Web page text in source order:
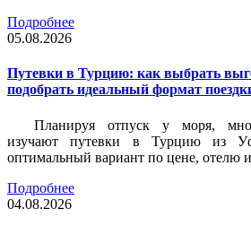
Подробнее
05.08.2026
Путевки в Турцию: как выбрать
подобрать идеальный формат
Планируя отпуск у моря,
изучают путевки в Турцию из
оптимальный вариант по цене, отелю
Подробнее
04.08.2026